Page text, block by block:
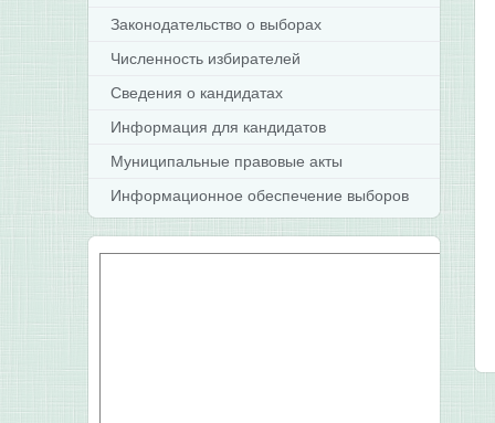
Законодательство о выборах
Численность избирателей
Сведения о кандидатах
Информация для кандидатов
Муниципальные правовые акты
Информационное обеспечение выборов